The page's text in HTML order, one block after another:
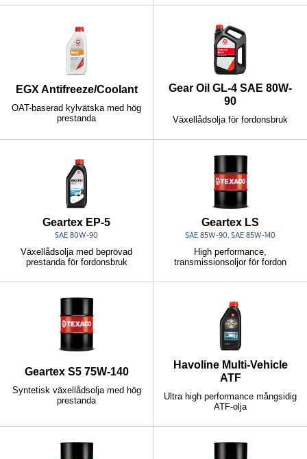
EGX Antifreeze/Coolant
OAT-baserad kylvätska med hög
prestanda
Gear Oil GL-4 SAE 80W-
90
Växellådsolja för fordonsbruk
Geartex EP-5
SAE 80W-90
Växellådsolja med beprövad
prestanda för fordonsbruk
Geartex LS
SAE 85W-90, SAE 85W-140
High performance,
transmissionsoljor för fordon
Geartex S5 75W-140
Syntetisk växellådsolja med hög
prestanda
Havoline Multi-Vehicle
ATF
Ultra high performance mångsidig
ATF-olja